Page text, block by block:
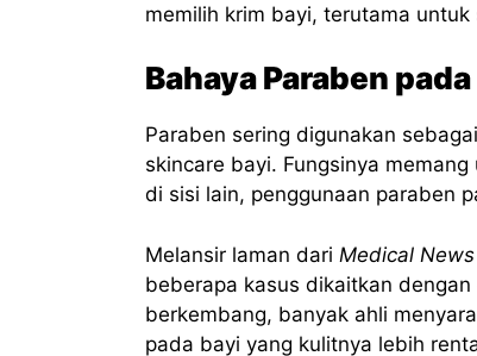
memilih krim bayi, terutama
Bahaya Paraben
Paraben sering digunakan
skincare bayi. Fungsinya
di sisi lain, penggunaan paraben
Melansir laman dari Medical
beberapa kasus dikaitkan
berkembang, banyak ahli
pada bayi yang kulitnya lebih